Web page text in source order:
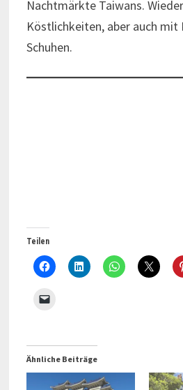
Nachtmärkte Taiwans.
Köstlichkeiten, aber auch mit
Schuhen.
Teilen
Ähnliche Beiträge